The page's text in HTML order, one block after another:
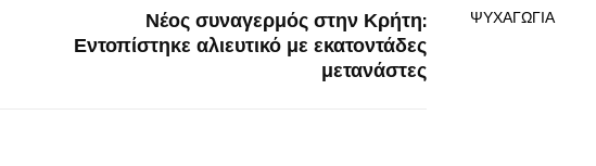
Νέος συναγερμός στην Κρήτη:
Εντοπίστηκε αλιευτικό με εκατοντάδες
μετανάστες
ΨΥΧΑΓΩΓΙΑ